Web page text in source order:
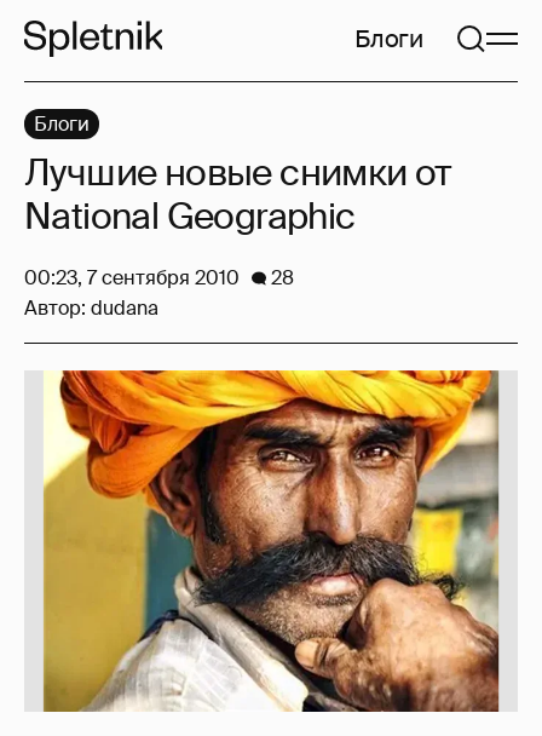
Блоги
Блоги
Лучшие новые снимки от
National Geographic
00:23, 7 сентября 2010
28
Автор: dudana